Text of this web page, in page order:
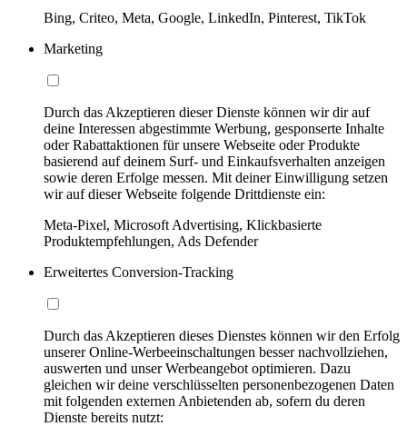
Bing, Criteo, Meta, Google, LinkedIn, Pinterest, TikTok
Marketing
Durch das Akzeptieren dieser Dienste können wir dir auf
deine Interessen abgestimmte Werbung, gesponserte Inhalte
oder Rabattaktionen für unsere Webseite oder Produkte
basierend auf deinem Surf- und Einkaufsverhalten anzeigen
sowie deren Erfolge messen. Mit deiner Einwilligung setzen
wir auf dieser Webseite folgende Drittdienste ein:
Meta-Pixel, Microsoft Advertising, Klickbasierte
Produktempfehlungen, Ads Defender
Erweitertes Conversion-Tracking
Durch das Akzeptieren dieses Dienstes können wir den Erfolg
unserer Online-Werbeeinschaltungen besser nachvollziehen,
auswerten und unser Werbeangebot optimieren. Dazu
gleichen wir deine verschlüsselten personenbezogenen Daten
mit folgenden externen Anbietenden ab, sofern du deren
Dienste bereits nutzt: